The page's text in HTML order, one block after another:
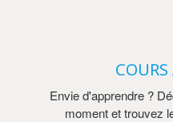
Envie d'apprendre ?
moment et trouvez